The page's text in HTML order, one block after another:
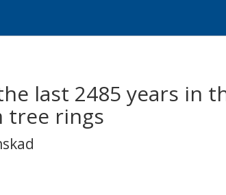
last 2485 years in
tree rings